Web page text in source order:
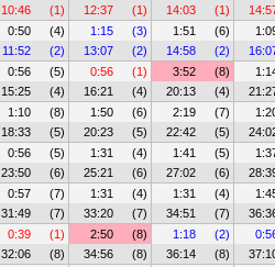
10:46 (1) 12:37 (1) 14:03 (1)
0:50 (4) 1:15 (3) 1:51 (6)
11:52 (2) 13:07 (2) 14:58 (2)
0:56 (5) 0:56 (1) 3:52 (8)
15:25 (4) 16:21 (4) 20:13 (4)
1:10 (8) 1:50 (6) 2:19 (7)
18:33 (5) 20:23 (5) 22:42 (5)
0:56 (5) 1:31 (4) 1:41 (5)
23:50 (6) 25:21 (6) 27:02 (6)
0:57 (7) 1:31 (4) 1:31 (4)
31:49 (7) 33:20 (7) 34:51 (7)
0:39 (1) 2:50 (8) 1:18 (2)
32:06 (8) 34:56 (8) 36:14 (8)